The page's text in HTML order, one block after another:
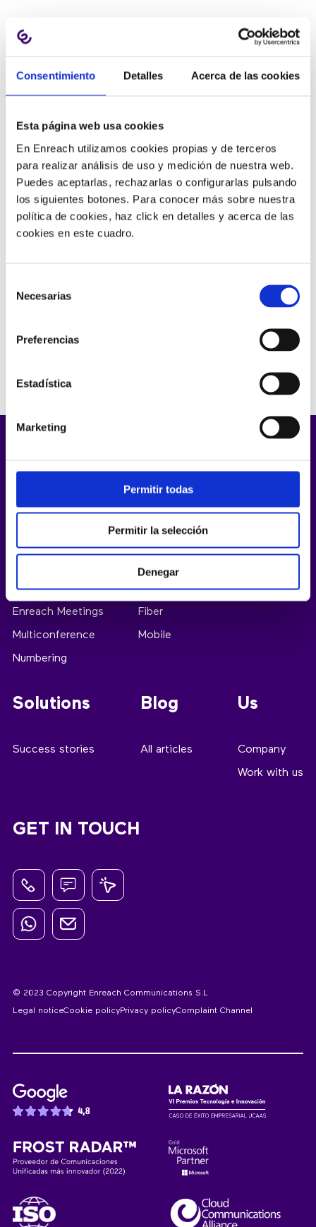
Consentimiento Detalles Acerca de las cookies
Esta página web usa cookies
En Enreach utilizamos cookies propias y de terceros
para realizar análisis de uso y medición de nuestra web.
Puedes aceptarlas, rechazarlas o configurarlas pulsando
los siguientes botones. Para conocer más sobre nuestra
política de cookies, haz click en detalles y acerca de las
cookies en este cuadro.
Necesarias
Preferencias
Estadística
Marketing
Permitir todas
Permitir la selección
Denegar
MASVOZ
900 670 750(commercial
information)
TELSOME
976 360 555
CLICK&TALK
Integrations
Enreach Meetings
Multiconference
Numbering
MyTeamsConnect
Operator Connect
Fiber
Mobile
Solutions
Success stories
Blog
All articles
Us
Company
Work with us
GET IN TOUCH
© 2023 Copyright Enreach Communications S.L
Legal noticeCookie policyPrivacy policyComplaint Channel